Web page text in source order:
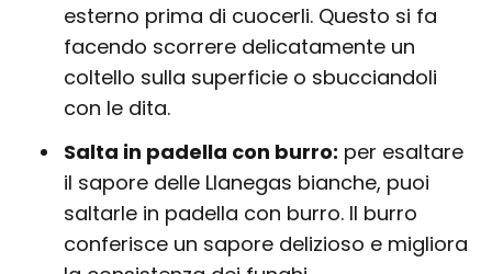
esterno prima di cuocerli. Questo si fa
facendo scorrere delicatamente un
coltello sulla superficie o sbucciandoli
con le dita.
Salta in padella con burro: per esaltare
il sapore delle Llanegas bianche, puoi
saltarle in padella con burro. Il burro
conferisce un sapore delizioso e migliora